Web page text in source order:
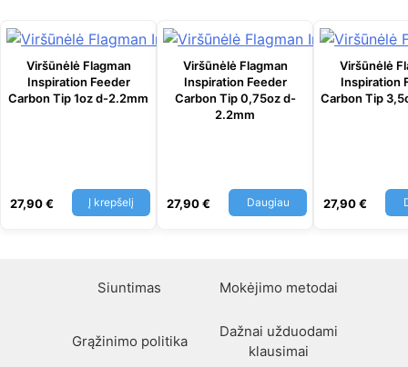
Viršūnėlė Flagman
Inspiration Feeder
Carbon Tip 1oz d-2.2mm
27,90€ Į krepšelį
Viršūnėlė Flagman
Inspiration Feeder
Carbon Tip 0,75oz d-
2.2mm
27,90€ Daugiau
Viršūnėlė
Inspiration
Carbon Tip
27,90€
Siuntimas Mokėjimo metodai
Grąžinimo politika
Dažnai užduodami
klausimai